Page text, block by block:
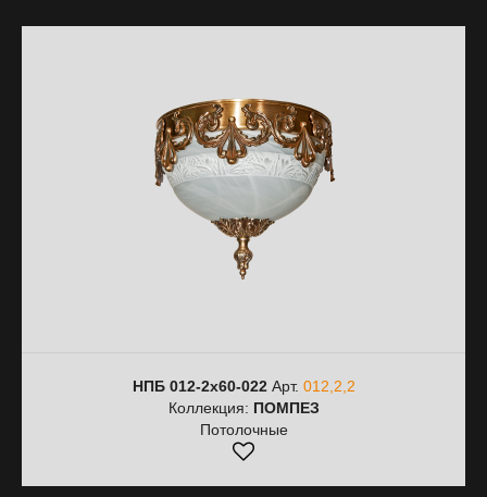
НПБ 012-2х60-022Арт. 012,2,2
Коллекция: ПОМПЕЗ
Потолочные